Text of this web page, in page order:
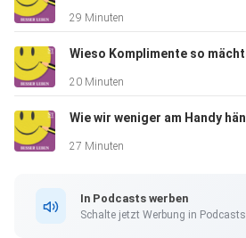
29 Minuten
20 Minuten
27 Minuten
In Podcasts werben
Schalte jetzt Werbung in Podcasts.